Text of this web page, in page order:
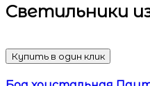
Светильники
Купить в один клик